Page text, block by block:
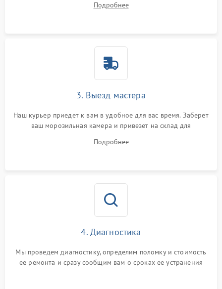
Подробнее
3. Выезд мастера
Наш курьер приедет к вам в удобное для вас время. Заберет
ваш морозильная камера и привезет на склад для
Подробнее
4. Диагностика
Мы проведем диагностику, определим поломку и стоимость
ее ремонта и сразу сообщим вам о сроках ее устранения